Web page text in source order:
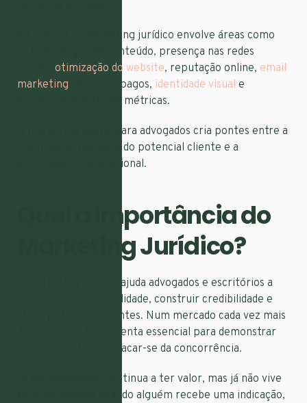
Na prática, o marketing jurídico envolve áreas como
SEO, produção de conteúdo, presença nas redes
otimização do website, reputação online, email
marketing , anúncios pagos, identidade visual e
acompanhamento de métricas.
O marketing digital para advogados cria pontes entre a
intenção de pesquisa do potencial cliente e a
autoridade do profissional.
Qual a Importância do
Marketing Jurídico?
O marketing jurídico ajuda advogados e escritórios a
aumentar a sua visibilidade, construir credibilidade e
atrair potenciais clientes. Num mercado cada vez mais
digital, é uma ferramenta essencial para demonstrar
conhecimento e destacar-se da concorrência.
A recomendação continua a ter valor, mas já não vive
sozinha. Mesmo quando alguém recebe uma indicação,